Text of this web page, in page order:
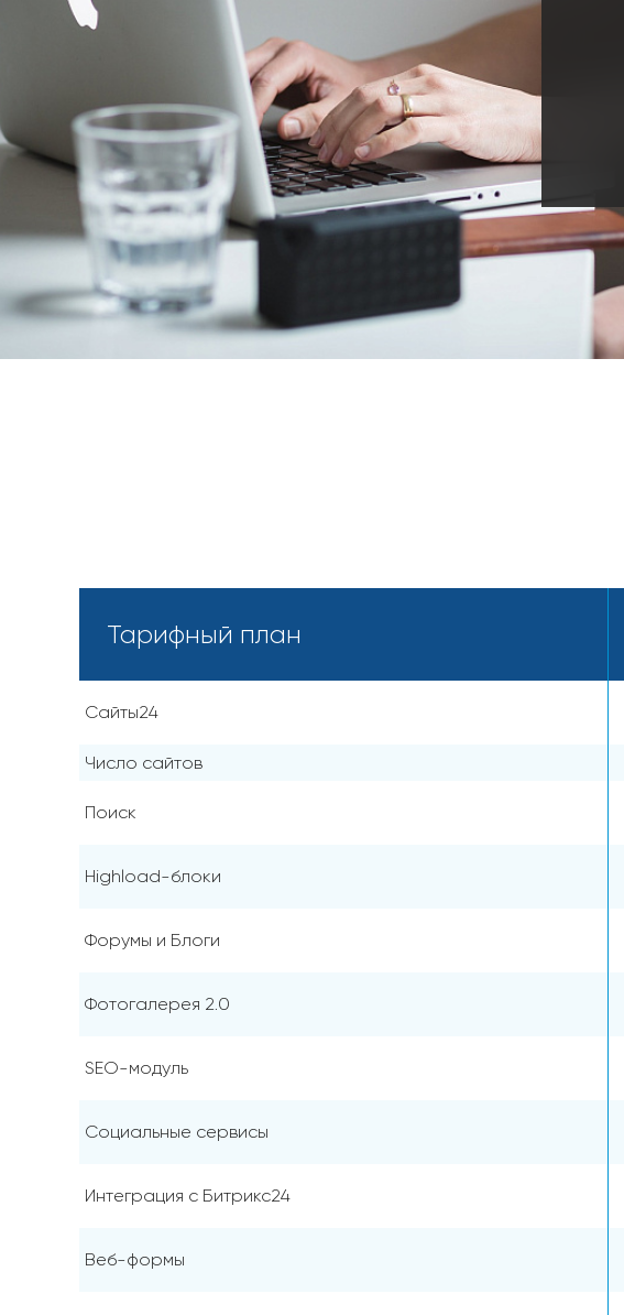
Тарифный план
Сайты24
Число сайтов
Поиск
Highload-блоки
Форумы и Блоги
Фотогалерея 2.0
SEO-модуль
Социальные сервисы
Интеграция с Битрикс24
Веб-формы